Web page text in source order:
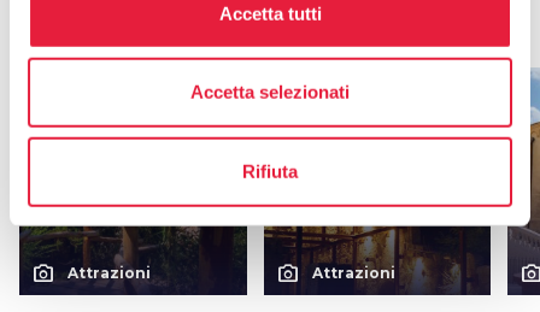
Accetta tutti
Accetta selezionati
Rifiuta
Scopri di più sulla località
photo_camera Attrazioni
favorite_border
photo_camera Attrazioni